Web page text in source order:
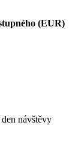
(EUR)
návštěvy